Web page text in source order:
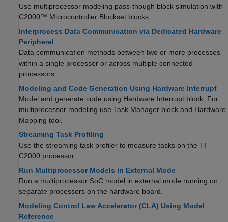
Use multiprocessor modeling pass-though block simulation with
C2000™ Microcontroller Blockset blocks.
Interprocess Data Communication via Dedicated Hardware
Peripheral
Data communication methods between two or more processes
within a single processor or across multiple connected
processors.
Modeling and Code Generation Using Hardware Interrupt
Model and generate code using Hardware Interrupt block. For
multiprocessor modeling use Task Manager block and Hardware
Mapping tool.
Streaming Task Profiling
Use the streaming task profiler to measure tasks on the TI
C2000 processor.
Run Multiprocessor Models in External Mode
Run a multiprocessor SoC model in external mode running on
separate processors on the hardware board.
Modeling Control Law Accelerator (CLA) Using Model
Reference